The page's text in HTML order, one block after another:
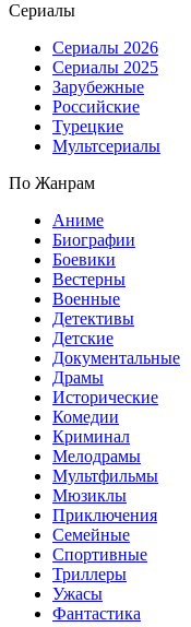
Сериалы
Сериалы 2026
Сериалы 2025
Зарубежные
Российские
Турецкие
Мультсериалы
По Жанрам
Аниме
Биографии
Боевики
Вестерны
Военные
Детективы
Детские
Документальные
Драмы
Исторические
Комедии
Криминал
Мелодрамы
Мультфильмы
Мюзиклы
Приключения
Семейные
Спортивные
Триллеры
Ужасы
Фантастика